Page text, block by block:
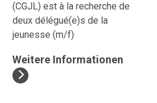
(CGJL) est à la recherche de
deux délégué(e)s de la
jeunesse (m/f)
Weitere Informationen